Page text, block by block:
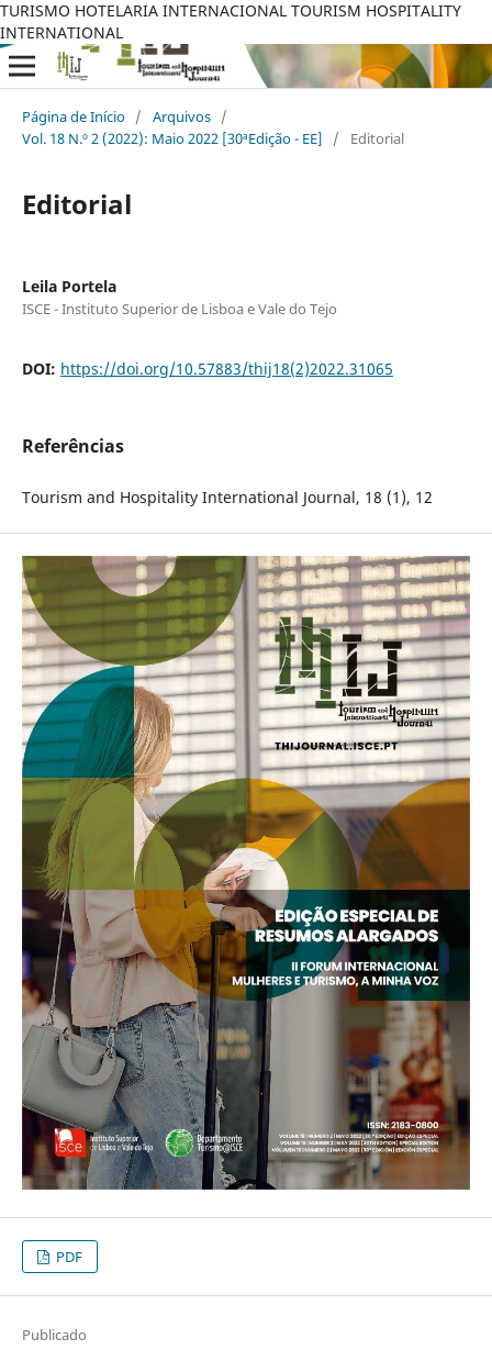
TURISMO HOTELARIA INTERNACIONAL TOURISM HOSPITALITY
INTERNATIONAL
Página de Início / Arquivos /
Vol. 18 N.º 2 (2022): Maio 2022 [30ªEdição - EE]
/ Editorial
Editorial
Leila Portela
ISCE - Instituto Superior de Lisboa e Vale do Tejo
DOI: https://doi.org/10.57883/thij18(2)2022.31065
Referências
Tourism and Hospitality International Journal, 18 (1), 12
PDF
Publicado